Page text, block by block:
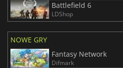
Battlefield 6
LDShop
NOWE GRY
Fantasy Network
Difmark